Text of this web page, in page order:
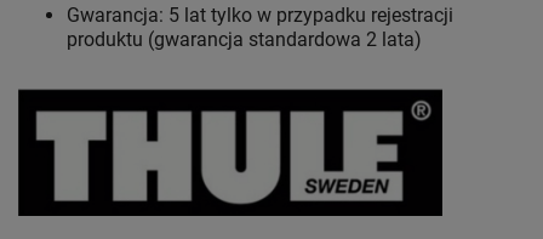
Gwarancja: 5 lat tylko w przypadku rejestracji
produktu (gwarancja standardowa 2 lata)